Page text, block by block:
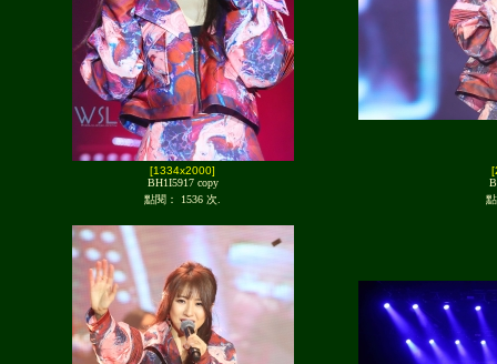
[1334x2000]
BH1I5917 copy
點閱： 1536 次.